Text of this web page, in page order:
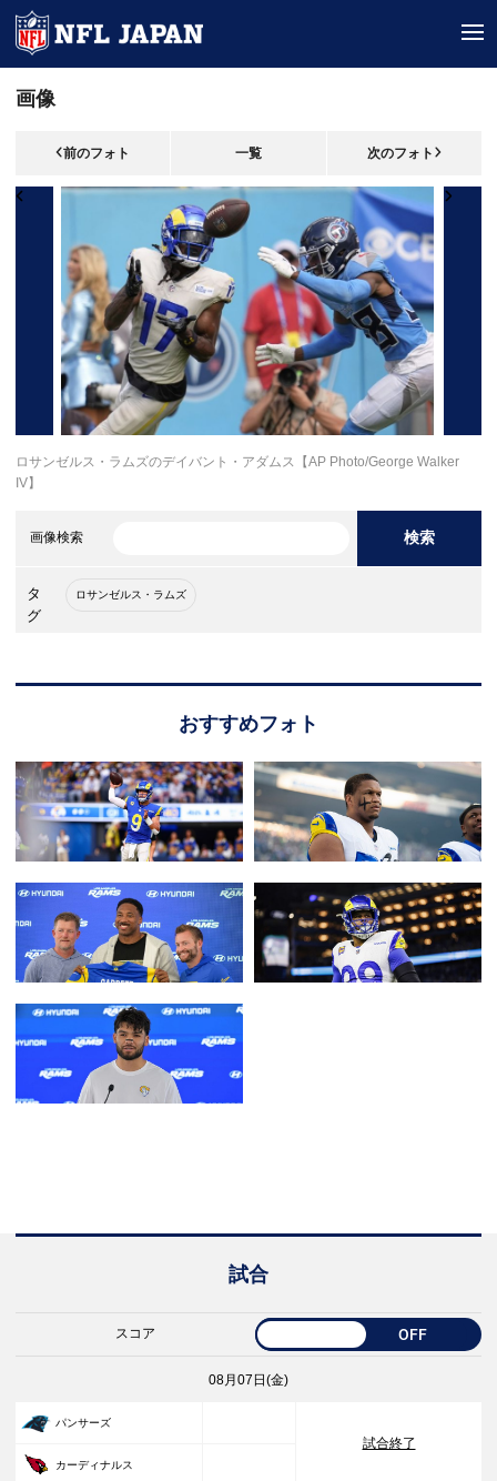
画像
前のフォト 一覧 次のフォト
ロサンゼルス・ラムズのデイバント・アダムス【AP Photo/George Walker
IV】
画像検索 検索
タ
グ
ロサンゼルス・ラムズ
おすすめフォト
試合
スコア OFF
08月07日(金)
パンサーズ
試合終了
カーディナルス